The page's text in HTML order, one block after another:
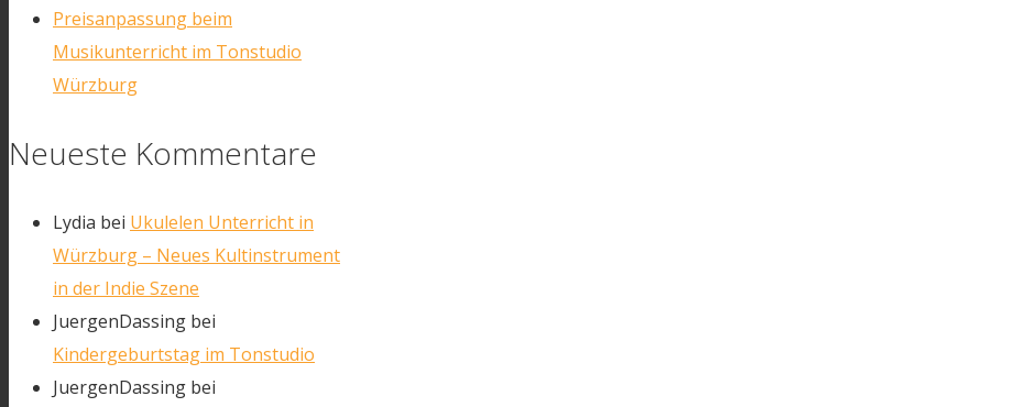
Preisanpassung beim
Musikunterricht im Tonstudio
Würzburg
Neueste Kommentare
Lydia bei Ukulelen Unterricht in
Würzburg – Neues Kultinstrument
in der Indie Szene
JuergenDassing bei
Kindergeburtstag im Tonstudio
JuergenDassing bei